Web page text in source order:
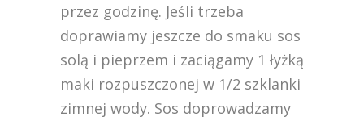
przez godzinę. Jeśli trzeba
doprawiamy jeszcze do smaku sos
solą i pieprzem i zaciągamy 1 łyżką
maki rozpuszczonej w 1/2 szklanki
zimnej wody. Sos doprowadzamy